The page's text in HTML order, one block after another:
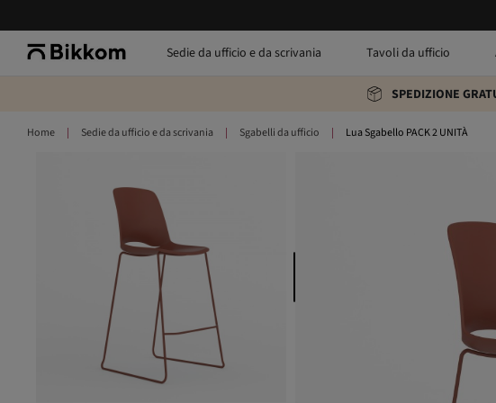
Sedie da ufficio e da scrivania Tavoli da ufficio
SPEDIZIONE
Home Sedie da ufficio e da scrivania Sgabelli da ufficio Lua Sgabello PACK 2 UNITÀ